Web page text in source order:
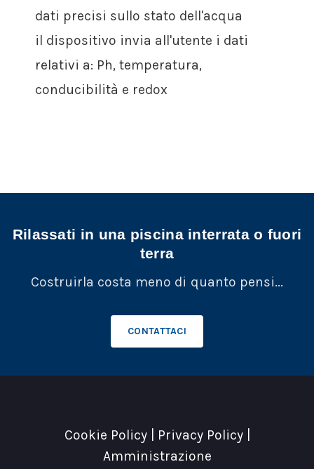
dati precisi sullo stato dell'acqua
il dispositivo invia all'utente i dati
relativi a: Ph, temperatura,
conducibilità e redox
Rilassati in una piscina interrata o fuori
terra
Costruirla costa meno di quanto pensi...
CONTATTACI
Cookie Policy| Privacy Policy|
Amministrazione